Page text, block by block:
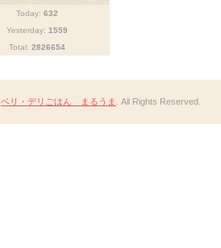
Today: 632
Yesterday: 1559
Total: 2826654
ベリ・デリごはん まるうま . All Rights Reserved.